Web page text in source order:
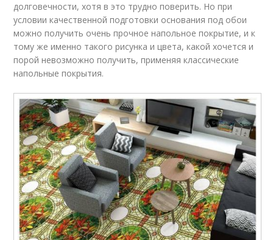
долговечности, хотя в это трудно поверить. Но при
условии качественной подготовки основания под обои
можно получить очень прочное напольное покрытие, и к
тому же именно такого рисунка и цвета, какой хочется и
порой невозможно получить, применяя классические
напольные покрытия.